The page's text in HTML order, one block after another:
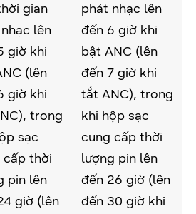
gian
lên
giờ khi
(lên
giờ khi
trong
sạc
cấp thời
pin lên
giờ (lên
phát nhạc lên
đến 6 giờ khi
bật ANC (lên
đến 7 giờ khi
tắt ANC), trong
khi hộp sạc
cung cấp thời
lượng pin lên
đến 26 giờ (lên
đến 30 giờ khi